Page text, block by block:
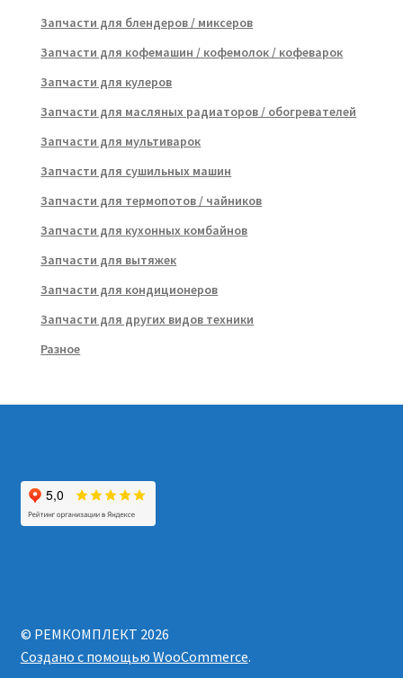
Запчасти для блендеров / миксеров
Запчасти для кофемашин / кофемолок / кофеварок
Запчасти для кулеров
Запчасти для масляных радиаторов / обогревателей
Запчасти для мультиварок
Запчасти для сушильных машин
Запчасти для термопотов / чайников
Запчасти для кухонных комбайнов
Запчасти для вытяжек
Запчасти для кондиционеров
Запчасти для других видов техники
Разное
© РЕМКОМПЛЕКТ 2026
Создано с помощью WooCommerce.